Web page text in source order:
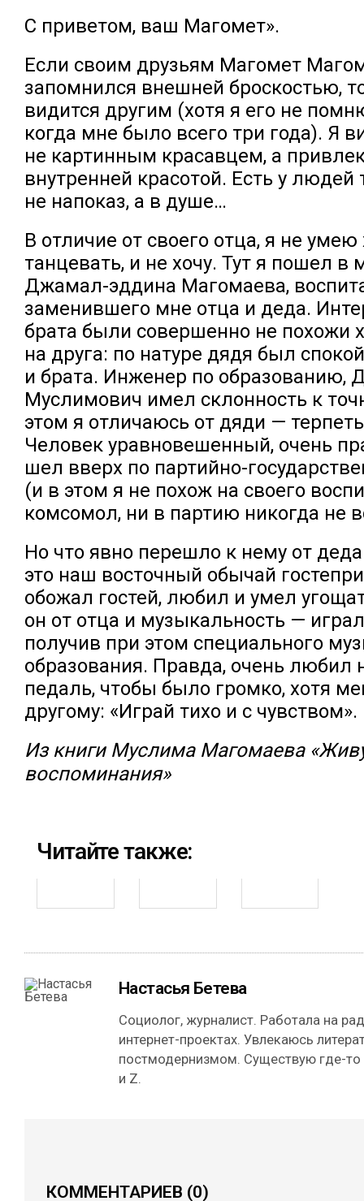
С приветом, ваш Магомет».
Если своим друзьям Магомет
запомнился внешней броскостью,
видится другим (хотя я его не
когда мне было всего три года). Я
не картинным красавцем, а
внутренней красотой. Есть у людей
не напоказ, а в душе…
В отличие от своего отца, я не
танцевать, и не хочу. Тут я пошел в
Джамал-эддина Магомаева,
заменившего мне отца и деда.
брата были совершенно не похожи
на друга: по натуре дядя был
и брата. Инженер по образованию,
Муслимович имел склонность к
этом я отличаюсь от дяди —
Человек уравновешенный, очень
шел вверх по партийно-
(и в этом я не похож на своего
комсомол, ни в партию никогда не
Но что явно перешло к нему от
это наш восточный обычай
обожал гостей, любил и умел
он от отца и музыкальность —
получив при этом специального
образования. Правда, очень любил
педаль, чтобы было громко, хотя
другому: «Играй тихо и с чувством».
Из книги Муслима Магомаева
воспоминания»
Читайте также:
Настасья Бетева
Социолог, журналист. Работала на
интернет-проектах. Увлекаюсь
постмодернизмом. Существую где-
и Z.
КОММЕНТАРИЕВ (0)